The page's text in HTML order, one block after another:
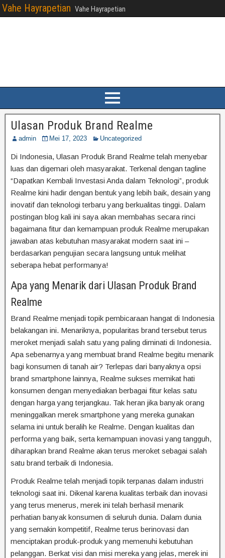
Vahe Hayrapetian Vahe Hayrapetian
Ulasan Produk Brand Realme
admin Mei 17, 2023 Uncategorized
Di Indonesia, Ulasan Produk Brand Realme telah menyebar
luas dan digemari oleh masyarakat. Terkenal dengan tagline
“Dapatkan Kembali Investasi Anda dalam Teknologi”, produk
Realme kini hadir dengan bentuk yang lebih baik, desain yang
inovatif dan teknologi terbaru yang berkualitas tinggi. Dalam
postingan blog kali ini saya akan membahas secara rinci
bagaimana fitur dan kemampuan produk Realme merupakan
jawaban atas kebutuhan masyarakat modern saat ini –
berdasarkan pengujian secara langsung untuk melihat
seberapa hebat performanya!
Apa yang Menarik dari Ulasan Produk Brand
Realme
Brand Realme menjadi topik pembicaraan hangat di Indonesia
belakangan ini. Menariknya, popularitas brand tersebut terus
meroket menjadi salah satu yang paling diminati di Indonesia.
Apa sebenarnya yang membuat brand Realme begitu menarik
bagi konsumen di tanah air? Terlepas dari banyaknya opsi
brand smartphone lainnya, Realme sukses memikat hati
konsumen dengan menyediakan berbagai fitur kelas satu
dengan harga yang terjangkau. Tak heran jika banyak orang
meninggalkan merek smartphone yang mereka gunakan
selama ini untuk beralih ke Realme. Dengan kualitas dan
performa yang baik, serta kemampuan inovasi yang tangguh,
diharapkan brand Realme akan terus meroket sebagai salah
satu brand terbaik di Indonesia.
Produk Realme telah menjadi topik terpanas dalam industri
teknologi saat ini. Dikenal karena kualitas terbaik dan inovasi
yang terus menerus, merek ini telah berhasil menarik
perhatian banyak konsumen di seluruh dunia. Dalam dunia
yang semakin kompetitif, Realme terus berinovasi dan
menciptakan produk-produk yang memenuhi kebutuhan
pelanggan. Berkat visi dan misi mereka yang jelas, merek ini